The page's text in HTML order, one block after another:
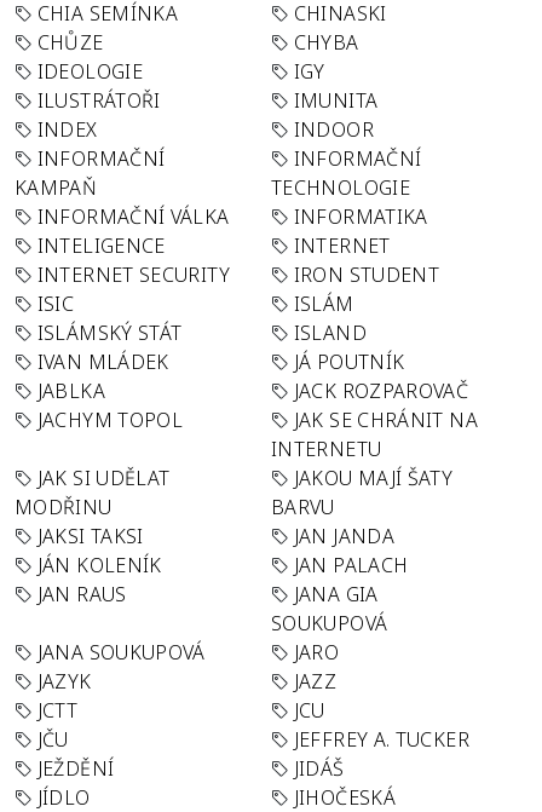
CHIA SEMÍNKA
CHINASKI
CHŮZE
CHYBA
IDEOLOGIE
IGY
ILUSTRÁTOŘI
IMUNITA
INDEX
INDOOR
INFORMAČNÍ
KAMPAŇ
INFORMAČNÍ
TECHNOLOGIE
INFORMAČNÍ VÁLKA
INFORMATIKA
INTELIGENCE
INTERNET
INTERNET SECURITY
IRON STUDENT
ISIC
ISLÁM
ISLÁMSKÝ STÁT
ISLAND
IVAN MLÁDEK
JÁ POUTNÍK
JABLKA
JACK ROZPAROVAČ
JACHYM TOPOL
JAK SE CHRÁNIT NA
INTERNETU
JAK SI UDĚLAT
MODŘINU
JAKOU MAJÍ ŠATY
BARVU
JAKSI TAKSI
JAN JANDA
JÁN KOLENÍK
JAN PALACH
JAN RAUS
JANA GIA
SOUKUPOVÁ
JANA SOUKUPOVÁ
JARO
JAZYK
JAZZ
JCTT
JCU
JČU
JEFFREY A. TUCKER
JEŽDĚNÍ
JIDÁŠ
JÍDLO
JIHOČESKÁ